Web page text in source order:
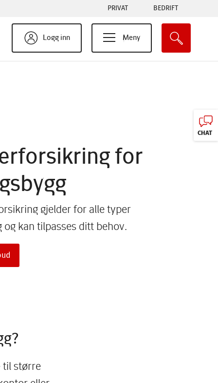
Tabs
menu
PRIVAT BEDRIFT
Logg inn Meny
for
gjelder for alle typer
kan tilpasses ditt behov.
til større
CHAT